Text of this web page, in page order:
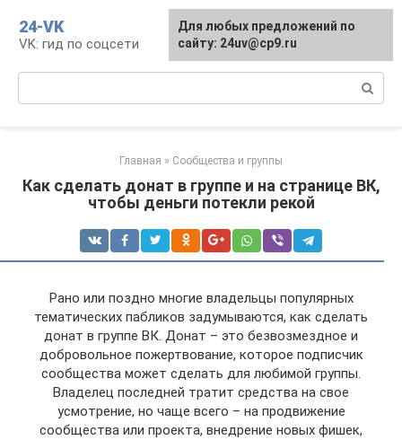
контенту
24-VK
VK: гид по соцсети
Главная » Сообщества и группы
Как сделать донат в группе и на странице ВК,
чтобы деньги потекли рекой
Рано или поздно многие владельцы популярных
тематических пабликов задумываются, как сделать
донат в группе ВК. Донат – это безвозмездное и
добровольное пожертвование, которое подписчик
сообщества может сделать для любимой группы.
Владелец последней тратит средства на свое
усмотрение, но чаще всего – на продвижение
сообщества или проекта, внедрение новых фишек,
Для любых предложений по
сайту: 24uv@cp9.ru